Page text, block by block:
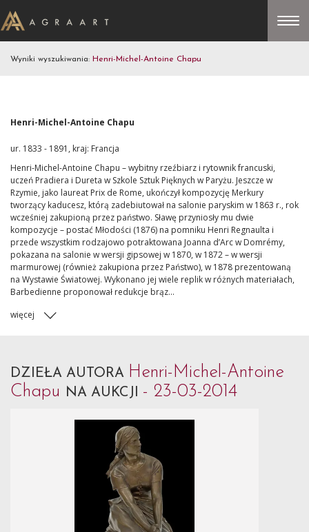
Wyniki wyszukiwania: Henri-Michel-Antoine Chapu
Henri-Michel-Antoine Chapu
ur. 1833 - 1891, kraj: Francja
Henri-Michel-Antoine Chapu – wybitny rzeźbiarz i rytownik francuski,
uczeń Pradiera i Dureta w Szkole Sztuk Pięknych w Paryżu. Jeszcze w
Rzymie, jako laureat Prix de Rome, ukończył kompozycję Merkury
tworzący kaducesz, którą zadebiutował na salonie paryskim w 1863 r., rok
wcześniej zakupioną przez państwo. Sławę przyniosły mu dwie
kompozycje – postać Młodości (1876) na pomniku Henri Regnaulta i
przede wszystkim rodzajowo potraktowana Joanna d’Arc w Domrémy,
pokazana na salonie w wersji gipsowej w 1870, w 1872 – w wersji
marmurowej (również zakupiona przez Państwo), w 1878 prezentowaną
na Wystawie Światowej. Wykonano jej wiele replik w różnych materiałach,
Barbedienne proponował redukcje brąz...
więcej
DZIEŁA AUTORA Henri-Michel-Antoine
Chapu NA AUKCJI - 23-03-2014